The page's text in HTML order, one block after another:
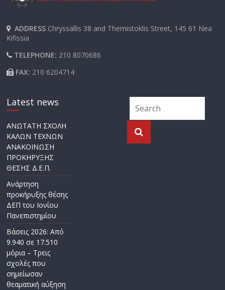
ADDRESS Chryssallis 38 and Themistoklis Street, 145 61 Nea
Kifissia
TELEPHONE: 210 8070686
FAX: 210 6204714
Latest news
ΑΝΩΤΑΤΗ ΣΧΟΛΗ
ΚΑΛΩΝ ΤΕΧΝΩΝ
ΑΝΑΚΟΙΝΩΣΗ
ΠΡΟΚΗΡΥΞΗΣ
ΘΕΣΗΣ Δ.Ε.Π.
Ανάρτηση
προκήρυξης θέσης
ΔΕΠ του Ιονίου
Πανεπιστημίου
Βάσεις 2026: Από
9.940 σε 17.510
μόρια – Τρεις
σχολές που
σημείωσαν
θεαματική αύξηση